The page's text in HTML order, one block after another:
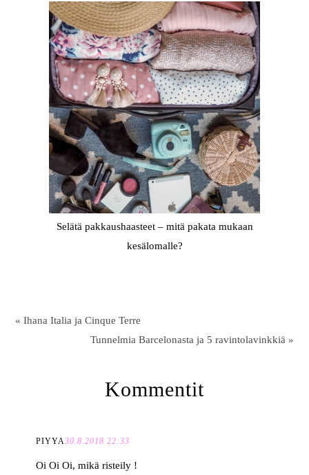
Selätä pakkaushaasteet – mitä pakata mukaan
kesälomalle?
« Ihana Italia ja Cinque Terre
Tunnelmia Barcelonasta ja 5 ravintolavinkkiä »
Kommentit
PIYYA30.8.2018 22:33
Oi Oi Oi, mikä risteily !